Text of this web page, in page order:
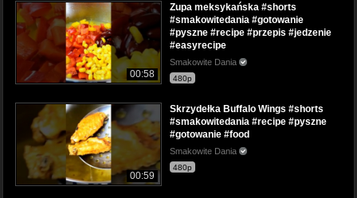
00:58
Zupa meksykańska #shorts
#smakowitedania #gotowanie
#pyszne #recipe #przepis #jedzenie
#easyrecipe
Smakowite Dania
480p
00:59
Skrzydełka Buffalo Wings #shorts
#smakowitedania #recipe #pyszne
#gotowanie #food
Smakowite Dania
480p